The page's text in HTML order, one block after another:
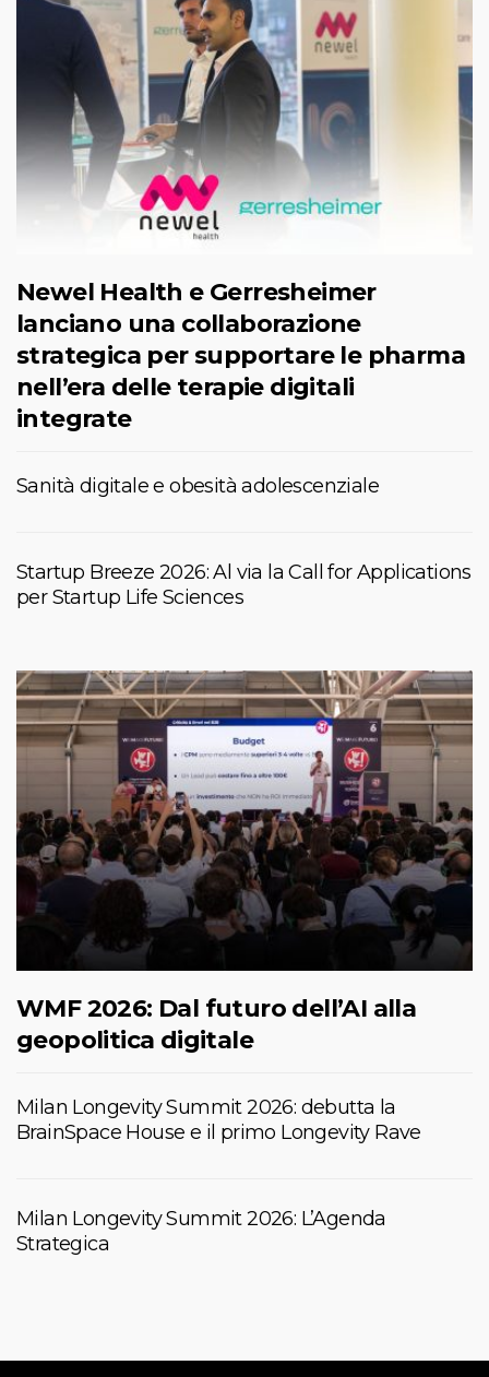
Newel Health e Gerresheimer
lanciano una collaborazione
strategica per supportare le pharma
nell’era delle terapie digitali
integrate
Sanità digitale e obesità adolescenziale
Startup Breeze 2026: Al via la Call for Applications
per Startup Life Sciences
WMF 2026: Dal futuro dell’AI alla
geopolitica digitale
Milan Longevity Summit 2026: debutta la
BrainSpace House e il primo Longevity Rave
Milan Longevity Summit 2026: L’Agenda
Strategica